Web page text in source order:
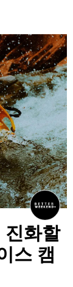
진화할
스 캠